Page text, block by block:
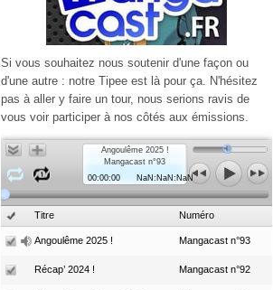
Si vous souhaitez nous soutenir d'une façon ou
d'une autre : notre Tipee est là pour ça. N'hésitez
pas à aller y faire un tour, nous serions ravis de
vous voir participer à nos côtés aux émissions.
Angoulême 2025 !
Mangacast n°93
00:00:00
NaN:NaN:NaN
Titre Numéro
Angoulême 2025 ! Mangacast n°93
Récap’ 2024 ! Mangacast n°92